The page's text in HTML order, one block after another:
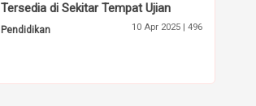
Tersedia di Sekitar Tempat Ujian
Pendidikan 10 Apr 2025 | 496